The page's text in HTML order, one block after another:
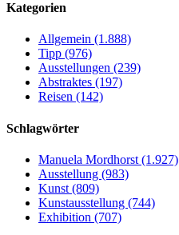
Kategorien
Allgemein (1.888)
Tipp (976)
Ausstellungen (239)
Abstraktes (197)
Reisen (142)
Schlagwörter
Manuela Mordhorst (1.927)
Ausstellung (983)
Kunst (809)
Kunstausstellung (744)
Exhibition (707)